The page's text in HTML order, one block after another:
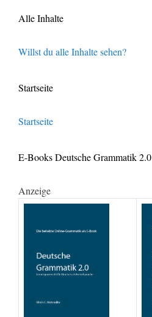
Alle Inhalte
Willst du alle Inhalte sehen?
Startseite
Startseite
E-Books Deutsche Grammatik 2.0
Anzeige